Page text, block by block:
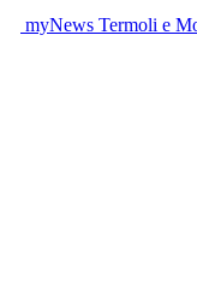
myNews Termoli e